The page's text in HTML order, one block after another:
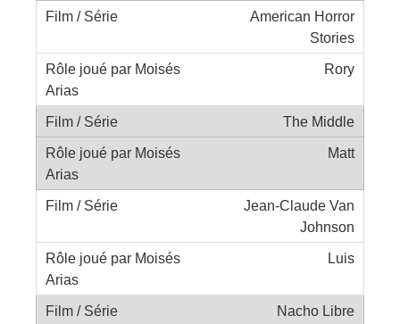
American Horror
Stories
Rory
The Middle
Matt
Jean-Claude Van
Johnson
Luis
Nacho Libre